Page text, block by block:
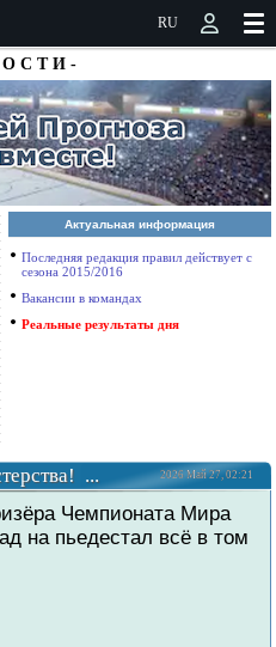
С Т И -
Актуальная информация
Последняя редакция правил действует с
сезона 2015/2016
Вакансии в командах
Реальные результаты дня
2026 Май 27, 02:21
...
Чемпионата Мира
на пьедестал всё в том